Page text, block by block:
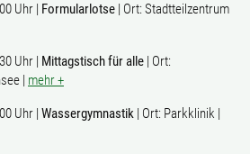
Uhr | Formularlotse | Ort: Stadtteilzentrum
Uhr | Mittagstisch für alle | Ort:
| mehr +
Uhr | Wassergymnastik | Ort: Parkklinik |